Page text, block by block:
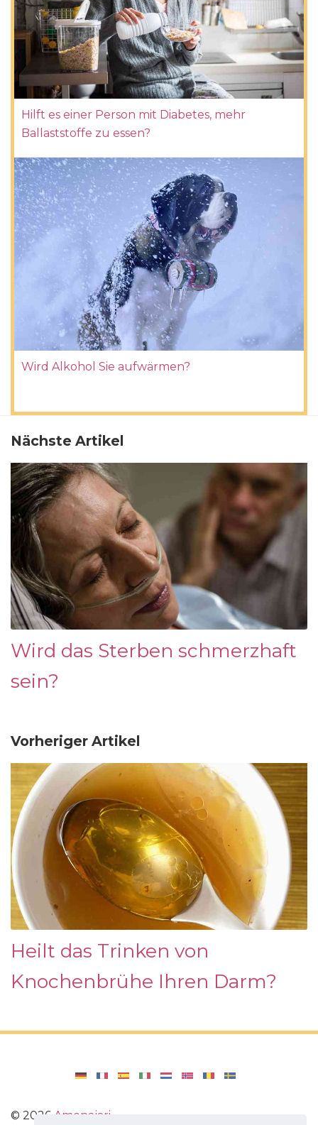
Hilft es einer Person mit Diabetes, mehr
Ballaststoffe zu essen?
Wird Alkohol Sie aufwärmen?
Nächste Artikel
Wird das Sterben schmerzhaft
sein?
Vorheriger Artikel
Heilt das Trinken von
Knochenbrühe Ihren Darm?
© 2026 Amenajari